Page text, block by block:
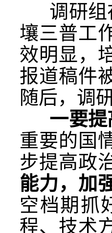
调研组
壤三普工
效明显，
报道稿件
随后，调
一要
重要的国
步提高政
能力，加
空档期抓
程、技术